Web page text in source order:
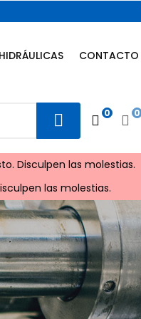
CONTACTO
0 0
Disculpen las molestias.
las molestias.